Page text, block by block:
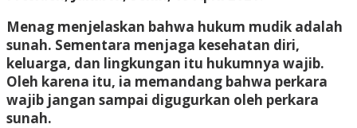
Menag menjelaskan bahwa hukum mudik adalah
sunah. Sementara menjaga kesehatan diri,
keluarga, dan lingkungan itu hukumnya wajib.
Oleh karena itu, ia memandang bahwa perkara
wajib jangan sampai digugurkan oleh perkara
sunah.